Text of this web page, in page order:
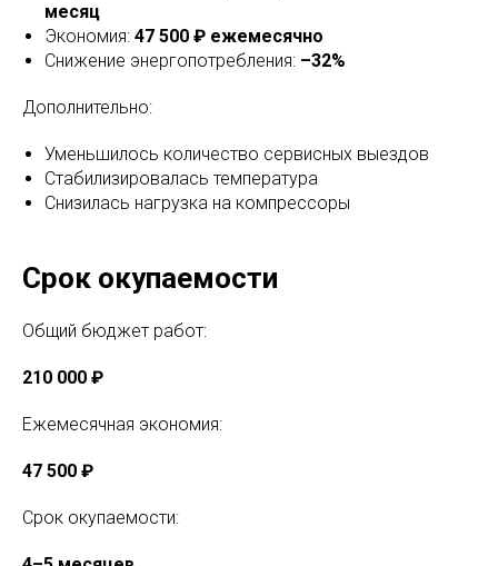
месяц
Экономия: 47 500 ₽ ежемесячно
Снижение энергопотребления: –32%
Дополнительно:
Уменьшилось количество сервисных выездов
Стабилизировалась температура
Снизилась нагрузка на компрессоры
Срок окупаемости
Общий бюджет работ:
210 000 ₽
Ежемесячная экономия:
47 500 ₽
Срок окупаемости: